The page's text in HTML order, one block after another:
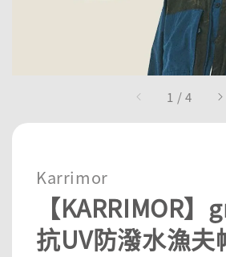
1 /4
Karrimor
【KARRIMOR
抗UV防潑水漁夫